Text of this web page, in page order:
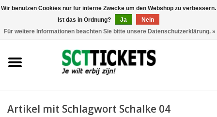
Artikel mit Schlagwort Schalke 04
Wir benutzen Cookies nur für interne Zwecke um den Webshop zu verbessern.
Ist das in Ordnung?
Ja
Nein
Für weitere Informationen beachten Sie bitte unsere Datenschutzerklärung. »